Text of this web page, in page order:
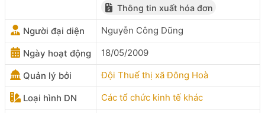
Thông tin xuất hóa đơn
Người đại diện Nguyễn Công Dũng
Ngày hoạt động 18/05/2009
Quản lý bởi Đội Thuế thị xã Đông Hoà
Loại hình DN Các tổ chức kinh tế khác